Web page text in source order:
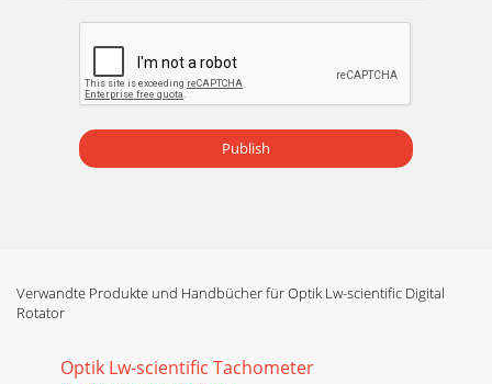
Publish
Verwandte Produkte und Handbücher für Optik Lw-scientific Digital
Rotator
Optik Lw-scientific Tachometer